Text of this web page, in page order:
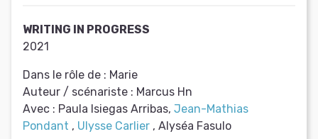
WRITING IN PROGRESS
2021
Dans le rôle de : Marie
Auteur / scénariste : Marcus Hn
Avec : Paula Isiegas Arribas, Jean-Mathias
Pondant , Ulysse Carlier , Alyséa Fasulo